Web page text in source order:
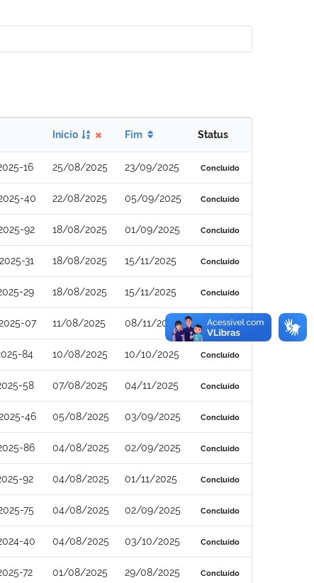
Início Fim Status
16 25/08/2025 23/09/2025 Concluído
40 22/08/2025 05/09/2025 Concluído
92 18/08/2025 01/09/2025 Concluído
31 18/08/2025 15/11/2025 Concluído
29 18/08/2025 15/11/2025 Concluído
07 11/08/2025 08/11/2025 Concluído
84 10/08/2025 10/10/2025 Concluído
58 07/08/2025 04/11/2025 Concluído
46 05/08/2025 03/09/2025 Concluído
86 04/08/2025 02/09/2025 Concluído
92 04/08/2025 01/11/2025 Concluído
75 04/08/2025 02/09/2025 Concluído
40 04/08/2025 03/10/2025 Concluído
72 01/08/2025 29/08/2025 Concluído